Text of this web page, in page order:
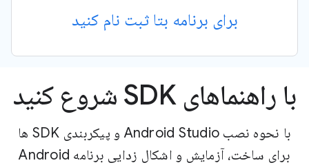
برای برنامه بتا ثبت نام کنید
با راهنماهای SDK شروع کنید
با نحوه نصب Android Studio و پیکربندی SDK ها
برای ساخت، آزمایش و اشکال زدایی برنامه Android